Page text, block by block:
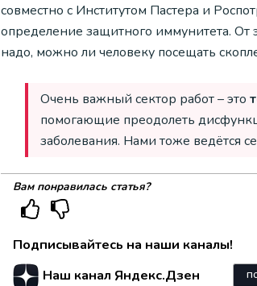
совместно с Институтом Пастера и
определение защитного иммунитета. От
надо, можно ли человеку посещать
Очень важный сектор работ – это
помогающие преодолеть
заболевания. Нами тоже ведётся
Вам понравилась статья?
Подписывайтесь на наши каналы!
Наш канал Яндекс.Дзен